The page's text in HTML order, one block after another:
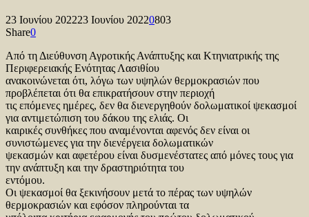
23 Ιουνίου 202223 Ιουνίου 20220803
Share0
Από τη Διεύθυνση Αγροτικής Ανάπτυξης και Κτηνιατρικής της
Περιφερειακής Ενότητας Λασιθίου
ανακοινώνεται ότι, λόγω των υψηλών θερμοκρασιών που
προβλέπεται ότι θα επικρατήσουν στην περιοχή
τις επόμενες ημέρες, δεν θα διενεργηθούν δολωματικοί ψεκασμοί
για αντιμετώπιση του δάκου της ελιάς. Οι
καιρικές συνθήκες που αναμένονται αφενός δεν είναι οι
συνιστώμενες για την διενέργεια δολωματικών
ψεκασμών και αφετέρου είναι δυσμενέστατες από μόνες τους για
την ανάπτυξη και την δραστηριότητα του
εντόμου.
Οι ψεκασμοί θα ξεκινήσουν μετά το πέρας των υψηλών
θερμοκρασιών και εφόσον πληρούνται τα